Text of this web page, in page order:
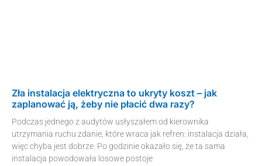
Zła instalacja elektryczna to ukryty koszt – jak
zaplanować ją, żeby nie płacić dwa razy?
Podczas jednego z audytów usłyszałem od kierownika
utrzymania ruchu zdanie, które wraca jak refren: instalacja działa,
więc chyba jest dobrze. Po godzinie okazało się, że ta sama
instalacja powodowała losowe postoje